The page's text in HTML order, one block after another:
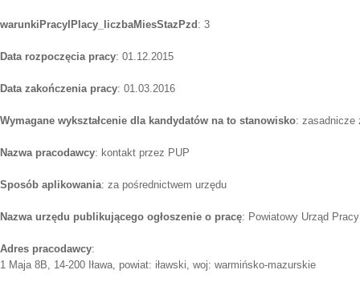
warunkiPracyIPlacy_liczbaMiesStazPzd : 3
Data rozpoczęcia pracy: 01.12.2015
Data zakończenia pracy: 01.03.2016
Wymagane wykształcenie dla kandydatów na to stanowisko: zasadnicze
Nazwa pracodawcy: kontakt przez PUP
Sposób aplikowania: za pośrednictwem urzędu
Nazwa urzędu publikującego ogłoszenie o pracę: Powiatowy Urząd Pracy
Adres pracodawcy:
1 Maja 8B, 14-200 Iława, powiat: iławski, woj: warmińsko-mazurskie